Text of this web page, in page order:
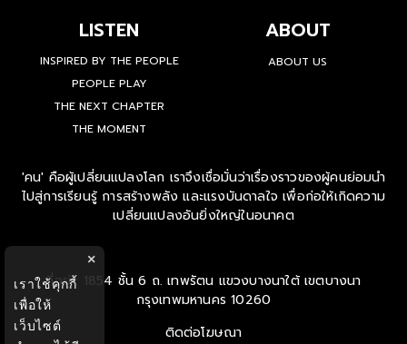
LISTEN
INSPIRED BY THE PEOPLE
PEOPLE PLAY
THE NEXT CHAPTER
THE MOMENT
ABOUT
ABOUT US
'คน' คือผู้เปลี่ยนแปลงโลก เราจึงเชื่อมั่นว่าเรื่องราวของผู้คนย่อมนำ
ไปสู่การเรียนรู้ การสร้างพลัง และแรงบันดาลใจ เพื่อก่อให้เกิดความ
เปลี่ยนแปลงอันยิ่งใหญ่ในอนาคต
ที่อยู่ : 1854 ชั้น 6 ถ. เทพรัตน แขวงบางนาใต้ เขตบางนา
กรุงเทพมหานคร 10260
ติดต่อโฆษณา
×
เราใช้คุกกี้
เพื่อให้
เว็บไซต์